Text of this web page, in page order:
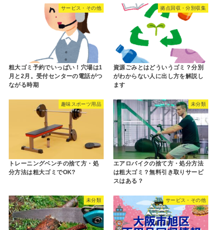
サービス・その他
粗大ゴミ予約でいっぱい！穴場は1
月と2月。受付センターの電話がつ
ながる時期
拠点回収・分別収集
資源ごみとはどういうゴミ？分別
がわからない人に出し方を解説し
ます
趣味スポーツ用品
トレーニングベンチの捨て方・処
分方法は粗大ゴミでOK?
未分類
エアロバイクの捨て方・処分方法
は粗大ゴミ？無料引き取りサービ
スはある？
未分類 サービス・その他